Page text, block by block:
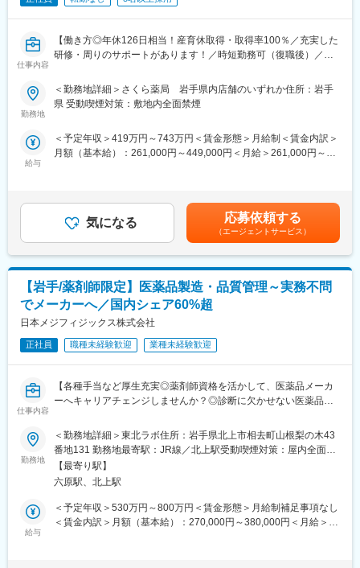
・エリアマネージャー（入社1年～／年収700～800万円）
・ブロックマネージャー（年収800～900万円）
変更の範囲：会社の定める業務
原則定時退社・土日祝休みに加えて年間休日125日とプライベー
トと仕事の両立がしやすい環境です。
事業所には10名前後のスタッフが在籍しており、和やかな雰囲気
で腰を据えて働ける環境です。基本的に1拠点につき薬剤師1名の
当社は、医薬品卸業界最大手として、1000社を超える国内外メー
カー と取引しており、製品ラインナップは15万種に及びます。
当社は、総合商社を除く国内の卸売業としては初の３兆円台の売
上規模を誇る国内最大の医薬品卸企業です。
医師の処方が必要な医療用医薬品だけでなく、医療機器・医療材
料・臨床検査試薬など、診断、検査、治療、投薬にまで幅広く医
療に関わる商品を1,000社以上のメーカーから仕入れ、病院・診療
所や調剤薬局など全国約10万軒もの医療機関に販売・納品してい
ます。
当社では安定供給と流通プロセス全体の効率化・最適化を実現す
る高機能物流を土台に、医療機関やメーカーの皆様をサポートす
また、女性活躍推進「えるぼし認定3つ星」を取得しており、時短
性が活躍できる環境整備に積極的に取り組んでいます。
仕事内容
【働き方◎年休126日相当！産育休取得・取得率100％／充実した
研修・周りのサポートがあります！／時短勤務可（復職後）／全
【職務概要】
をお任せします。
す。その一つが約20年前から導入され、進化を続けている調剤シ
ステム「SPITS」。
■処方箋受付から一連の調剤業務を連動させ、業務効率化を図るほ
か、調剤過誤防止機能を高め、患者様と働くスタッフを守ってい
ます。
《業界トップクラスの認定薬局数と盤石化を図る組織体制》
■がん診療連携拠点病院等との密な連携を行いつつ、より高度な薬
学管理や、高い専門性が求められる特殊な調剤に対応できる専門
医療機関連携薬局も取得しています。
ている理由の1つです。
■薬剤師→管理薬剤師→エリアマネージャーを目指せます。個々人
の能力によりますが、2～3年でキャリアアップが可能です。ま
た、管理薬剤師になると月2.5万円の昇給が行われます。
■ご希望によっては、薬剤師専任・マネジメントとしてのキャリア
だけではなく、採用担当／研修担当／本社勤務へのキャリアチェ
ンジも可能です。
勤務地
＜勤務地詳細＞さくら薬局 岩手県内店舗のいずれか住所：岩手
県 受動喫煙対策：敷地内全面禁煙
給与
＜予定年収＞419万円～743万円＜賃金形態＞月給制＜賃金内訳＞
月額（基本給）：261,000円～449,000円＜月給＞261,000円～
性があります。月給(月額)は固定手当を含めた表記です。
気になる 応募依頼する
（エージェントサービス）
【岩手/薬剤師限定】医薬品製造・品質管理～実務不問
でメーカーへ／国内シェア60%超
日本メジフィジックス株式会社
正社員 職種未経験歓迎 業種未経験歓迎
仕事内容
【各種手当など厚生充実◎薬剤師資格を活かして、医薬品メーカ
ーへキャリアチェンジしませんか？◎診断に欠かせない医薬品の
がん診療になくてはならないPET検査において、
国内初のPET検査用放射性医薬品の承認を取得しした業界パイオ
ニア企業である同社にて、
全国各地のラボにて製造品質管理ポジションを募集いたします。
◎中途採用の薬剤師の方のほぼ半数以上が調剤薬局などからキャ
勤務地
＜勤務地詳細＞東北ラボ住所：岩手県北上市相去町山根梨の木43
番地131 勤務地最寄駅：JR線／北上駅受動喫煙対策：屋内全面禁
煙変更の範囲：会社の定める事業所
【最寄り駅】
六原駅、北上駅
給与
＜予定年収＞530万円～800万円＜賃金形態＞月給制補足事項なし
＜賃金内訳＞月額（基本給）：270,000円～380,000円＜月給＞